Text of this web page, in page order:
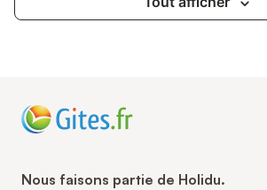
Nous faisons partie de Holidu.